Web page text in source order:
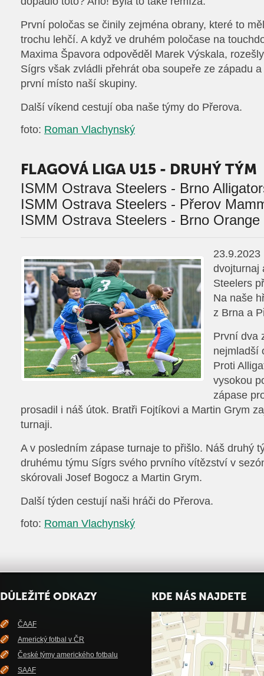
První poločas se činily zejména obrany, které to
trochu lehčí. A když ve druhém poločase na
Maxima Špavora odpověděl Marek Výskala,
Sígrs však zvládli přehrát oba soupeře ze západu
první místo naší skupiny.
Další víkend cestují oba naše týmy do Přerova.
foto: Roman Vlachynský
FLAGOVÁ LIGA U15 - DRUHÝ TÝM
ISMM Ostrava Steelers - Brno
ISMM Ostrava Steelers - Přerov
ISMM Ostrava Steelers - Brno
23.9.2023
dvojturnaj
Steelers
Na naše
z Brna a
První dva
nejmladší
Proti
vysokou
zápase
prosadil i náš útok. Bratři Fojtíkovi a Martin Grym
turnaji.
A v posledním zápase turnaje to přišlo. Náš druhý
druhému týmu Sígrs svého prvního vítězství v
skórovali Josef Bogocz a Martin Grym.
Další týden cestují naši hráči do Přerova.
foto: Roman Vlachynský
DŮLEŽITÉ ODKAZY
ČAAF
Americký fotbal v ČR
České týmy amerického fotbalu
SAAF
KDE NÁS NAJDETE